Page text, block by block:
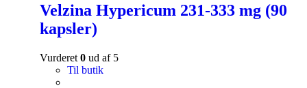
Velzina Hypericum 231-333 mg (90
kapsler)
Vurderet 0 ud af 5
Til butik